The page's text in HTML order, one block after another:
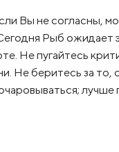
Вы не согласны,
Рыб
Не пугайтесь
Не беритесь за то,
лучше